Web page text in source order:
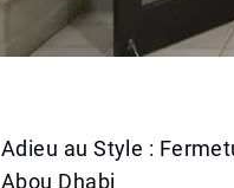
Adieu au Style :
Abou Dhabi